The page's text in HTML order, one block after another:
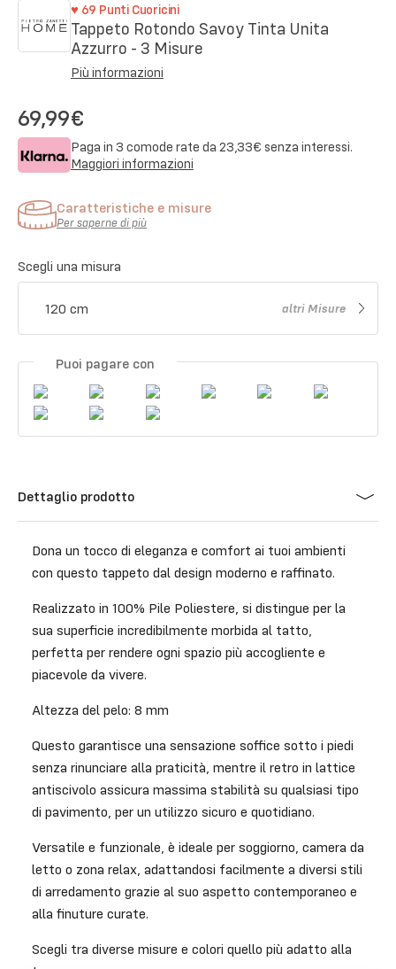
♥ 69 Punti Cuoricini
Tappeto Rotondo Savoy Tinta Unita
Azzurro - 3 Misure
Più informazioni
69,99€
Paga in 3 comode rate da 23,33€ senza interessi.
Maggiori informazioni
Caratteristiche e misure
Per saperne di più
Scegli una misura
120 cm altriMisure
Puoi pagare con
Dettaglio prodotto
Dona un tocco di eleganza e comfort ai tuoi ambienti
con questo tappeto dal design moderno e raffinato.
Realizzato in 100% Pile Poliestere, si distingue per la
sua superficie incredibilmente morbida al tatto,
perfetta per rendere ogni spazio più accogliente e
piacevole da vivere.
Altezza del pelo: 8 mm
Questo garantisce una sensazione soffice sotto i piedi
senza rinunciare alla praticità, mentre il retro in lattice
antiscivolo assicura massima stabilità su qualsiasi tipo
di pavimento, per un utilizzo sicuro e quotidiano.
Versatile e funzionale, è ideale per soggiorno, camera da
letto o zona relax, adattandosi facilmente a diversi stili
di arredamento grazie al suo aspetto contemporaneo e
alla finuture curate.
Scegli tra diverse misure e colori quello più adatto alla